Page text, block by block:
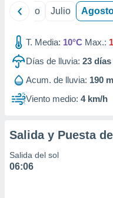
Junio Julio
T. Media: 10°C Max.:
Días de lluvia: 23 días
Acum. de lluvia: 190
Viento medio: 4 km/h
Salida y Puesta
Salida del sol
06:06